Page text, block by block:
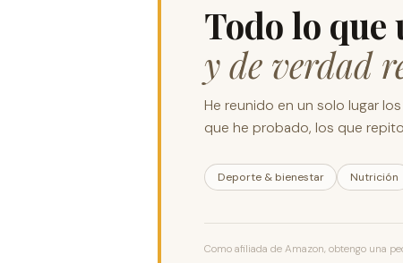
Todo lo que
y de verdad
He reunido en un solo lugar
que he probado, los que
Deporte & bienestar Nutrición
Como afiliada de Amazon, obtengo una